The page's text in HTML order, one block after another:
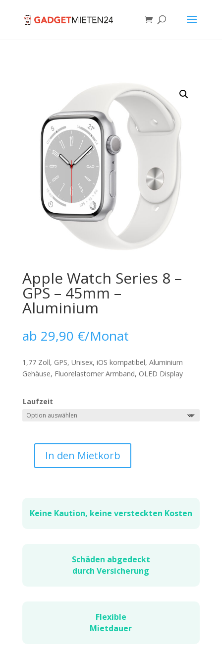
Apple Watch Series 8 –
GPS – 45mm –
Aluminium
ab 29,90 €/Monat
1,77 Zoll, GPS, Unisex, iOS kompatibel, Aluminium
Gehäuse, Fluorelastomer Armband, OLED Display
Laufzeit
GPS
In den Mietkorb
Keine Kaution, keine versteckten Kosten
Schäden abgedeckt
durch Versicherung
Flexible
Mietdauer